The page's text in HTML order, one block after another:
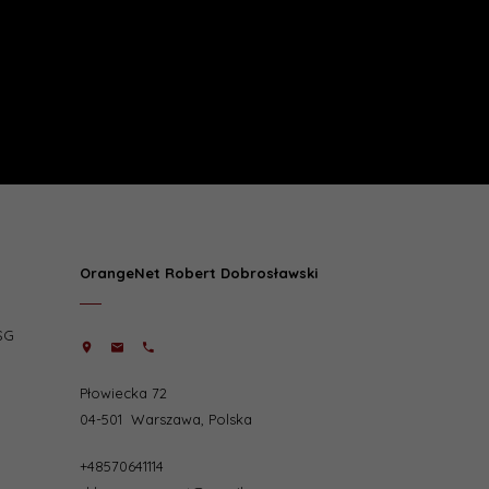
OrangeNet Robert Dobrosławski
Płowiecka 72
04-501 Warszawa Polska
+48570641114